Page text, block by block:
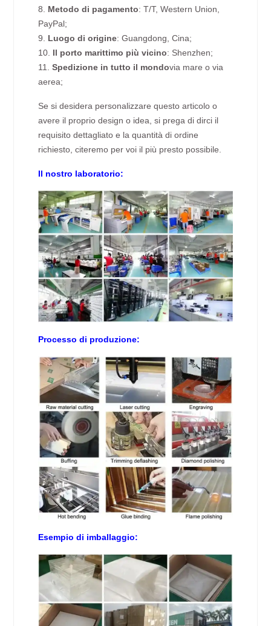
8. Metodo di pagamento: T/T, Western Union,
PayPal;
9. Luogo di origine: Guangdong, Cina;
10. Il porto marittimo più vicino: Shenzhen;
11.Spedizione in tutto il mondovia mare o via
aerea;
Se si desidera personalizzare questo articolo o
avere il proprio design o idea, si prega di dirci il
requisito dettagliato e la quantità di ordine
richiesto, citeremo per voi il più presto possibile.
Il nostro laboratorio:
Processo di produzione:
Esempio di imballaggio: